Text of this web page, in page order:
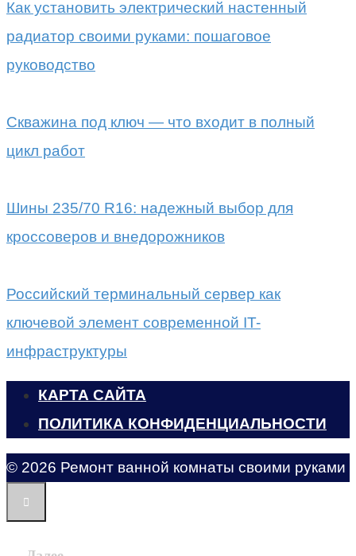
Как установить электрический настенный
радиатор своими руками: пошаговое
руководство
Скважина под ключ — что входит в полный
цикл работ
Шины 235/70 R16: надежный выбор для
кроссоверов и внедорожников
Российский терминальный сервер как
ключевой элемент современной IT-
инфраструктуры
КАРТА САЙТА
ПОЛИТИКА КОНФИДЕНЦИАЛЬНОСТИ
© 2026 Ремонт ванной комнаты своими руками